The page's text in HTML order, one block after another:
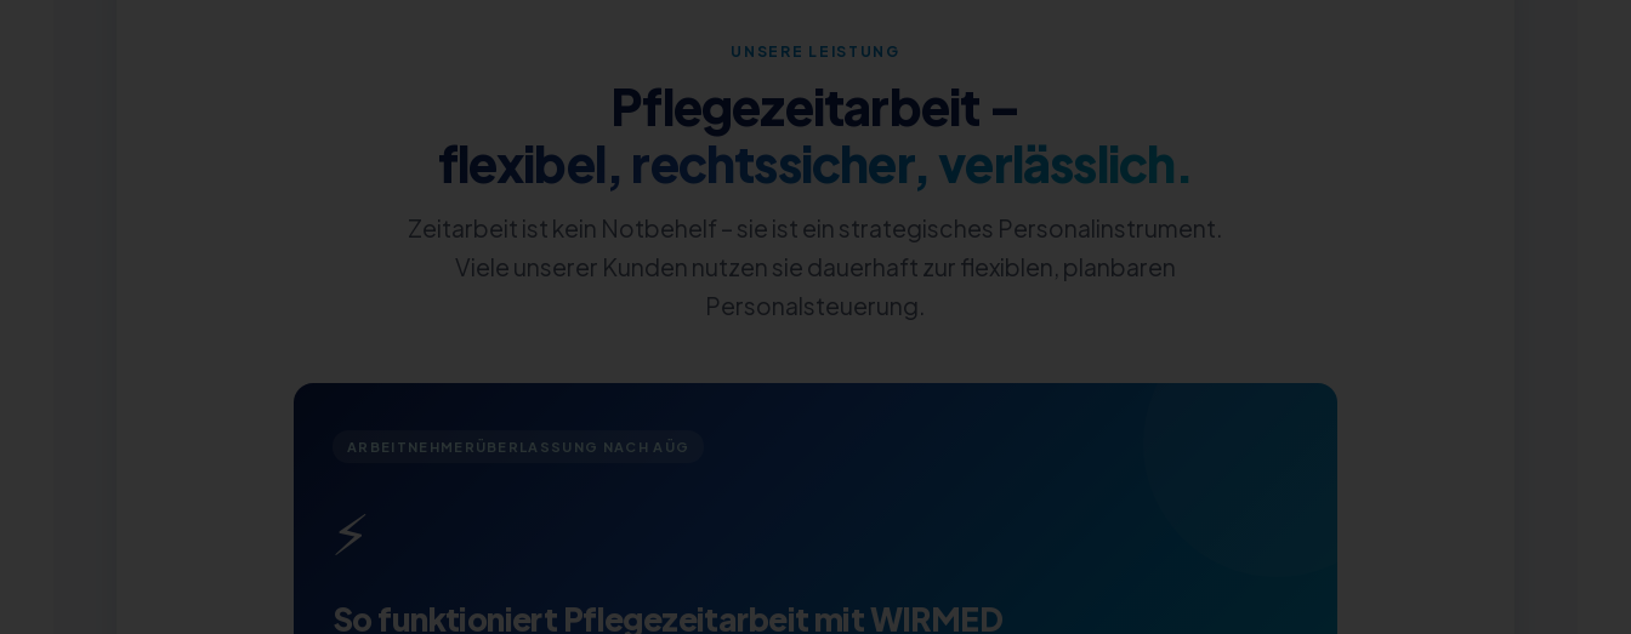
UNSERE LEISTUNG
Pflegezeitarbeit –
flexibel, rechtssicher, verlässlich.
Zeitarbeit ist kein Notbehelf – sie ist ein strategisches Personalinstrument.
Viele unserer Kunden nutzen sie dauerhaft zur flexiblen, planbaren
Personalsteuerung.
ARBEITNEHMERÜBERLASSUNG NACH AÜG
⚡
So funktioniert Pflegezeitarbeit mit WIRMED